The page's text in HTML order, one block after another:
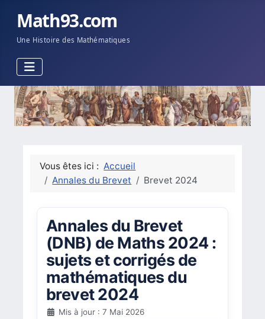
Math93.com
Une Histoire des Mathématiques
Vous êtes ici : Accueil
Annales du Brevet
Brevet 2024
Annales du Brevet
(DNB) de Maths 2024 :
sujets et corrigés de
mathématiques du
brevet 2024
Mis à jour : 7 Mai 2026